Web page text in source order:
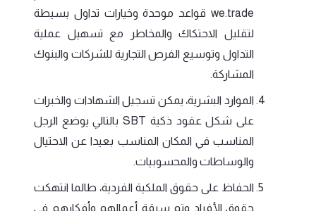
we.trade قواعد موحدة وخيارات تداول بسيطة
لتقليل الاحتكاك والمخاطر مع تسهيل عملية
التداول وتوسيع الفرص التجارية للشركات والبنوك
المشاركة.
الموارد البشرية، يمكن تسجيل الشهادات والخبرات
على شكل عقود ذكية SBT بالتالي يوضع الرجل
المناسب في المكان المناسب بعيدا عن الاحتيال
والوساطات والمحسوبيات.
الحفاظ على حقوق الملكية الفردية، طالما انتهكت
حقوق الأفراد وتم سرقة أعمالهم وأفكارهم في